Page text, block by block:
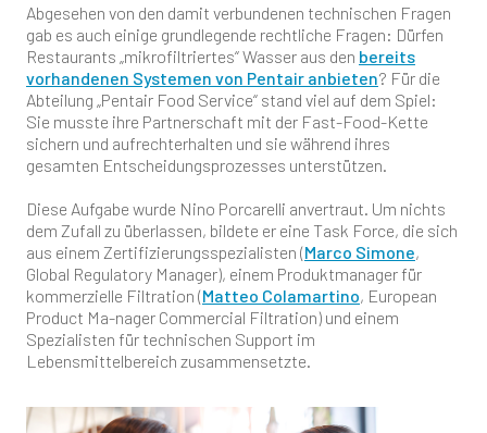
Abgesehen von den damit verbundenen technischen Fragen
gab es auch einige grundlegende rechtliche Fragen: Dürfen
Restaurants „mikrofiltriertes“ Wasser aus den bereits
vorhandenen Systemen von Pentair anbieten? Für die
Abteilung „Pentair Food Service“ stand viel auf dem Spiel:
Sie musste ihre Partnerschaft mit der Fast-Food-Kette
sichern und aufrechterhalten und sie während ihres
gesamten Entscheidungsprozesses unterstützen.
Diese Aufgabe wurde Nino Porcarelli anvertraut. Um nichts
dem Zufall zu überlassen, bildete er eine Task Force, die sich
aus einem Zertifizierungsspezialisten (Marco Simone,
Global Regulatory Manager), einem Produktmanager für
kommerzielle Filtration (Matteo Colamartino, European
Product Ma-nager Commercial Filtration) und einem
Spezialisten für technischen Support im
Lebensmittelbereich zusammensetzte.